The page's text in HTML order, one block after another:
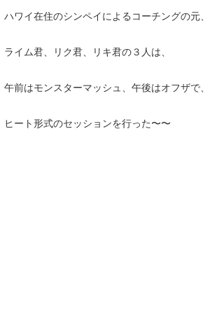
ハワイ在住のシンペイによるコーチングの元、
ライム君、リク君、リキ君の３人は、
午前はモンスターマッシュ、午後はオフザで、
ヒート形式のセッションを行った〜〜
CBA Films
熊谷素子
田原啓江
植村未来
NOBUFUKU
chan-U
ECE
G◎Da